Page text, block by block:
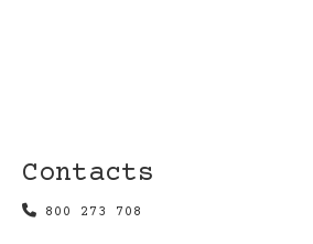
Contacts
800 273 708